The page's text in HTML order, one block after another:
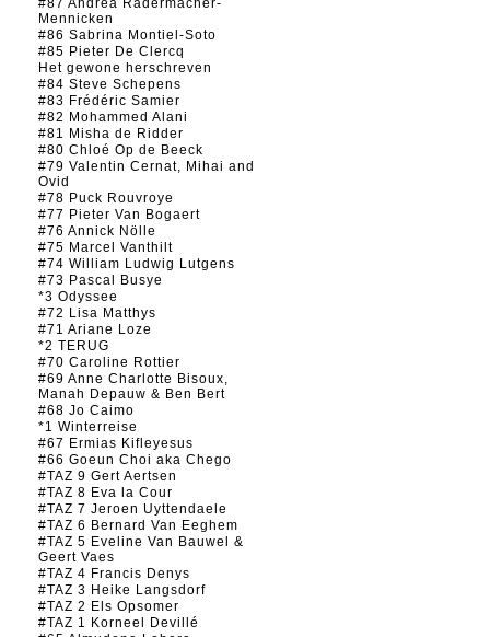
#87 Andrea Radermacher-
Mennicken
#86 Sabrina Montiel-Soto
#85 Pieter De Clercq
Het gewone herschreven
#84 Steve Schepens
#83 Frédéric Samier
#82 Mohammed Alani
#81 Misha de Ridder
#80 Chloé Op de Beeck
#79 Valentin Cernat, Mihai and
Ovid
#78 Puck Rouvroye
#77 Pieter Van Bogaert
#76 Annick Nölle
#75 Marcel Vanthilt
#74 William Ludwig Lutgens
#73 Pascal Busye
*3 Odyssee
#72 Lisa Matthys
#71 Ariane Loze
*2 TERUG
#70 Caroline Rottier
#69 Anne Charlotte Bisoux,
Manah Depauw & Ben Bert
#68 Jo Caimo
*1 Winterreise
#67 Ermias Kifleyesus
#66 Goeun Choi aka Chego
#TAZ 9 Gert Aertsen
#TAZ 8 Eva la Cour
#TAZ 7 Jeroen Uyttendaele
#TAZ 6 Bernard Van Eeghem
#TAZ 5 Eveline Van Bauwel &
Geert Vaes
#TAZ 4 Francis Denys
#TAZ 3 Heike Langsdorf
#TAZ 2 Els Opsomer
#TAZ 1 Korneel Devillé